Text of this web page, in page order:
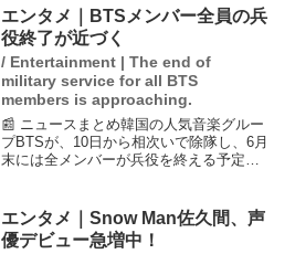
は、支えが不十分であったことを謝罪
し、メンバーの健康...
エンタメ｜BTSメンバー全員の兵
役終了が近づく
/ Entertainment | The end of
military service for all BTS
members is approaching.
📰 ニュースまとめ韓国の人気音楽グルー
プBTSが、10日から相次いで除隊し、6月
末には全メンバーが兵役を終える予定で
待が高まっています。また、メンバーの
RMはInsta...
エンタメ｜Snow Man佐久間、声
優デビュー急増中！